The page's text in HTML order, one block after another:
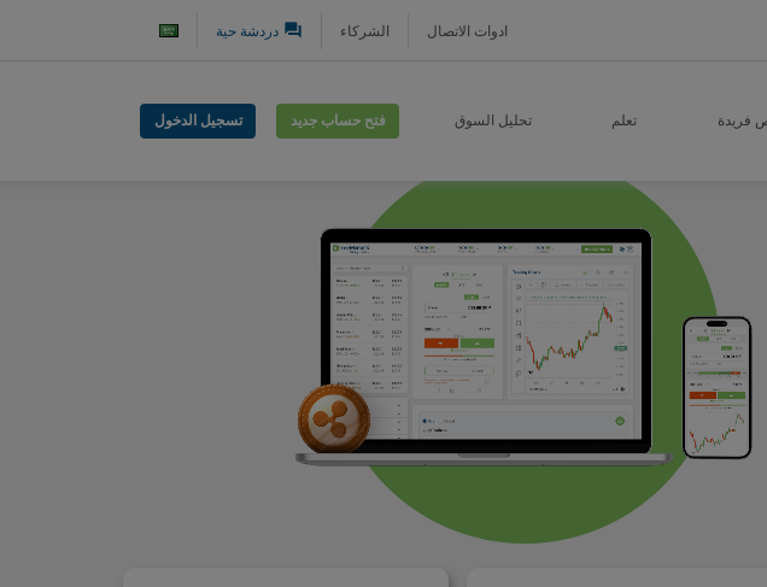
ادوات الاتصال الشركاء question_answer دردشة حية
فريدة تعلم تحليل السوق فتح حساب جديد تسجيل الدخول